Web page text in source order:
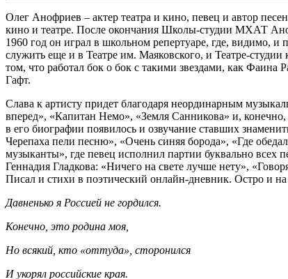
Олег Анофриев – актер театра и кино, певец и автор
кино и театре. После окончания Школы-студии МХАТ
1960 год он играл в школьном репертуаре, где, видимо, и
служить еще и в Театре им. Маяковского, и Театре-
том, что работал бок о бок с такими звездами, как
Гафт.
Слава к артисту придет благодаря неординарным
вперед», «Капитан Немо», «Земля Санникова» и,
в его биографии появилось и озвучание ставших
Черепаха пели песню», «Очень синяя борода», «Где
музыканты», где певец исполнил партии буквально
Геннадия Гладкова: «Ничего на свете лучше нету»,
Писал и стихи в поэтический онлайн-дневник. Остро и на
Давненько я Россией не гордился.
Конечно, это родина моя,
Но всякий, кто «оттуда», сторонился
И укорял российские края.